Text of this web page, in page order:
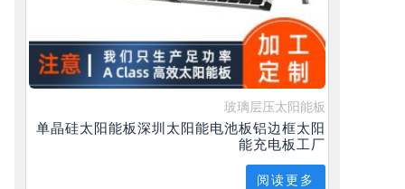
玻璃层压太阳能板
单晶硅太阳能板深圳太阳能电池板铝边框太阳
能充电板工厂
阅读更多